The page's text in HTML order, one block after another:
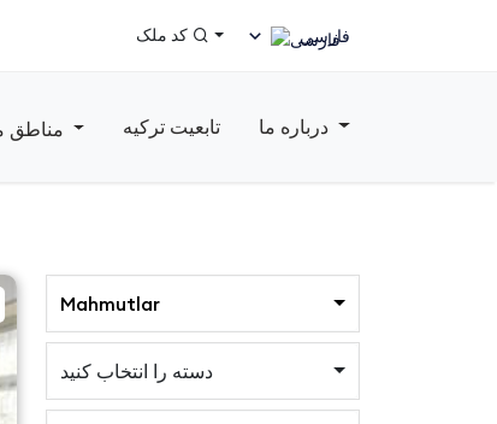
کد ملک فارسی
تابعیت ترکیه
Mahmutlar
دسته را انتخاب کنید